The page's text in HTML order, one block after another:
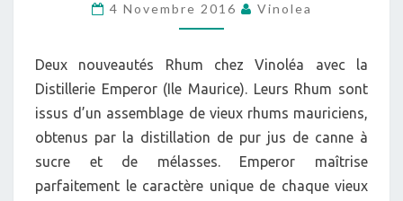
4 Novembre 2016 Vinolea
Deux nouveautés Rhum chez Vinoléa avec la
Distillerie Emperor (Ile Maurice). Leurs Rhum sont
issus d’un assemblage de vieux rhums mauriciens,
obtenus par la distillation de pur jus de canne à
sucre et de mélasses. Emperor maîtrise
parfaitement le caractère unique de chaque vieux